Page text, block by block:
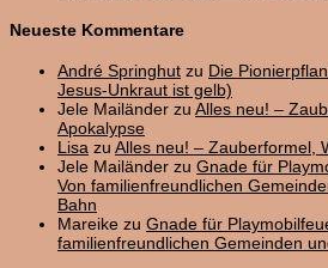
Neueste Kommentare
André Springhut zu Die
Jesus-Unkraut ist gelb)
Jele Mailänder zu Alles neu! –
Apokalypse
Lisa zu Alles neu! – Zauberformel,
Jele Mailänder zu Gnade für
Von familienfreundlichen
Bahn
Mareike zu Gnade für
familienfreundlichen Gemeinden